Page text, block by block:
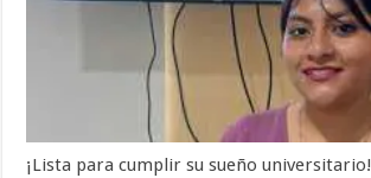
¡Lista para cumplir su sueño universitario!